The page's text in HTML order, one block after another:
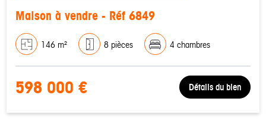
Maison à vendre - Réf 6849
146 m² 8 pièces 4 chambres
598 000 € Détails du bien